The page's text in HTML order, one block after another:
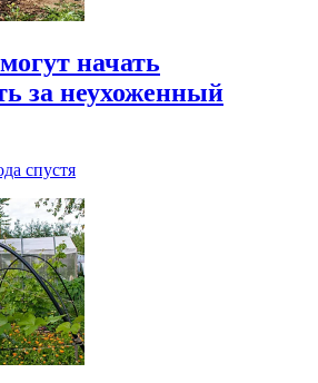
начать
за неухоженный
спустя